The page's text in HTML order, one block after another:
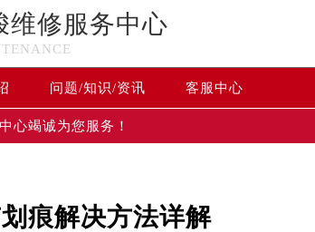
维修服务中心
问题/知识/资讯 客服中心
心竭诚为您服务！
痕解决方法详解